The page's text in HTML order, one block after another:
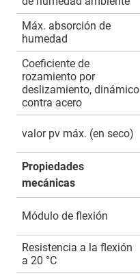
Máx. absorción de
humedad
Coeficiente de
rozamiento por
deslizamiento, dinámico
contra acero
valor pv máx. (en seco)
Propiedades
mecánicas
Módulo de flexión
Resistencia a la flexión
a 20 °C